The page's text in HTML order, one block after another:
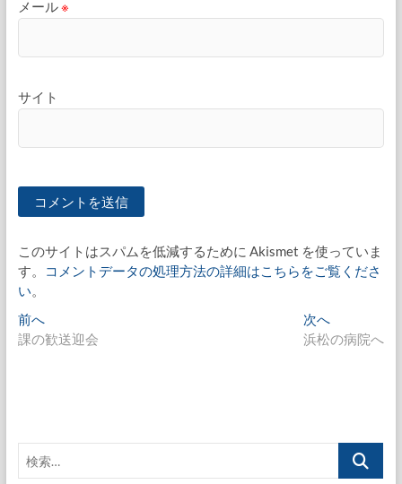
メール※
サイト
このサイトはスパムを低減するために Akismet を使っていま
す。
コメントデータの処理方法の詳細はこちらをご覧くださ
い。
投
稿
ゲ
ー
前へ過
去
課の歓送迎会
次へ
の
浜松の病院へ
索…